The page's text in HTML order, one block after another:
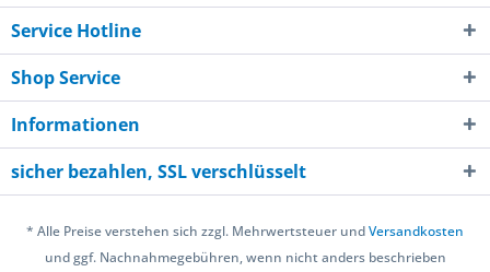
Service Hotline
Shop Service
Informationen
sicher bezahlen, SSL verschlüsselt
* Alle Preise verstehen sich zzgl. Mehrwertsteuer undVersandkosten
und ggf. Nachnahmegebühren, wenn nicht anders beschrieben